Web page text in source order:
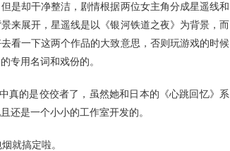
是却干净整洁，剧情根据两位女主角分成星遥线和
来展开，星遥线是以《银河铁道之夜》为背景，而
看一下这两个作品的大致意思，否则玩游戏的时候
专用名词和戏份的。
真的是佼佼者了，虽然她和日本的《心跳回忆》系
还是一个小小的工作室开发的。
就搞定啦。